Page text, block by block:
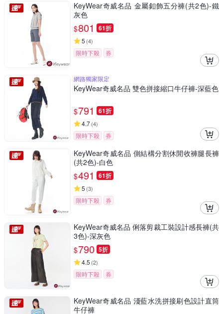
KeyWear奇威名品 金屬釦飾五分褲(共2色)-鐵
灰色
$801 61折
5 (4)
限時下殺 券
網路獨家限定
KeyWear奇威名品 雙色拼接縮口牛仔褲-深藍色
$791 61折
4.7(4)
限時下殺 券
KeyWear奇威名品 側結構分割休閒收褲腿長褲
(共2色)-白色
$491 61折
5 (3)
限時下殺 券
KeyWear奇威名品 俐落剪裁工裝設計感長褲(共
3色)-深灰色
$790 5折
4.5 (2)
限時下殺 券
KeyWear奇威名品 淺藍水洗拼接刷色設計直筒
牛仔褲